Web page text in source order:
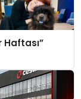
Haftası”